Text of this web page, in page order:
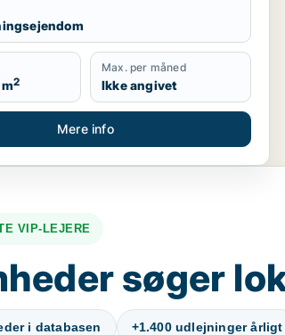
2
Max. per måned
Ikke angivet
Mere info
VIP-LEJERE
søger
i databasen +1.400 udlejninger årligt